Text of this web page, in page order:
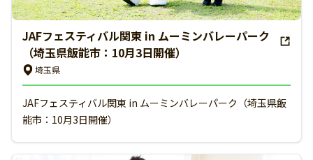
JAFフェスティバル関東 in ムーミンバレーパーク
（埼玉県飯能市：10月3日開催）
埼玉県
JAFフェスティバル関東 in ムーミンバレーパーク（埼玉県飯
能市：10月3日開催）